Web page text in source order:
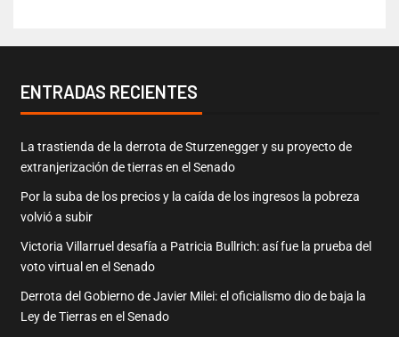
ENTRADAS RECIENTES
La trastienda de la derrota de Sturzenegger y su proyecto de
extranjerización de tierras en el Senado
Por la suba de los precios y la caída de los ingresos la pobreza
volvió a subir
Victoria Villarruel desafía a Patricia Bullrich: así fue la prueba del
voto virtual en el Senado
Derrota del Gobierno de Javier Milei: el oficialismo dio de baja la
Ley de Tierras en el Senado